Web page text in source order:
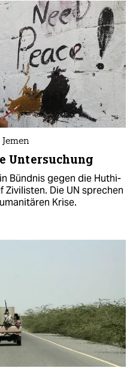
Untersuchung
Bündnis gegen die Huthi-
Zivilisten. Die UN sprechen
Krise.